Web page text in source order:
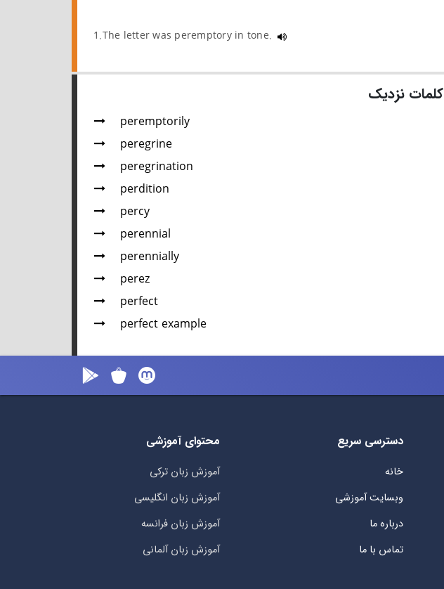
1.The letter was peremptory in tone.
کلمات نزدیک
peremptorily
peregrine
peregrination
perdition
percy
perennial
perennially
perez
perfect
perfect example
دسترسی سریع
خانه
وبسایت آموزشی
درباره ما
تماس با ما
محتوای آموزشی
آموزش زبان ترکی
آموزش زبان انگلیسی
آموزش زبان فرانسه
آموزش زبان آلمانی